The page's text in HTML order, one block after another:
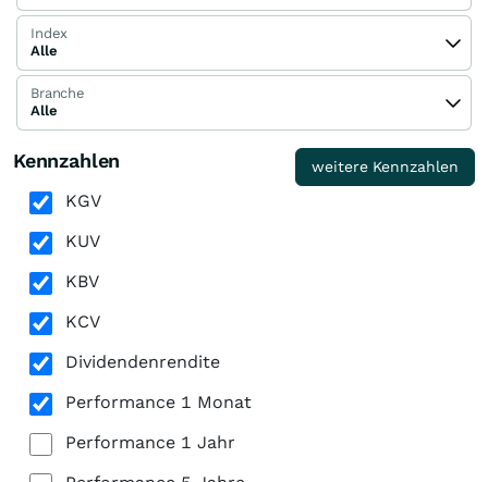
Index
Alle
Branche
Alle
Kennzahlen weitere Kennzahlen
KGV
KUV
KBV
KCV
Dividendenrendite
Performance 1 Monat
Performance 1 Jahr